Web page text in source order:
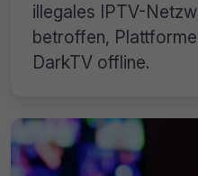
illegales IPTV-
betroffen,
DarkTV offline.